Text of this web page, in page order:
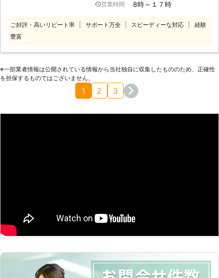
そこで弊社は豊富な経験をもとに適度
しております。これは本物のような見
入することができるため、取り付ける
るために役立ちます。これらを上手に
導入し、抑止力を高めることができる
営業時間 8時～１７時
ご好評・高いリピート率 サポート万全 スピーディーな対応
経験
豊富
※⼀部業者情報は公開されている情報から当社独⾃に収集したもののため、正確性
を担保するものではございません。
1 2 3